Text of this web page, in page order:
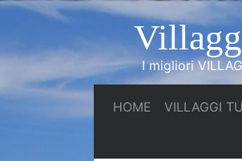
I migliori
HOME (current)
VILLAGGI